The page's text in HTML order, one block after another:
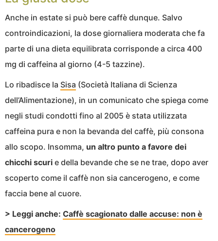
Anche in estate si può bere caffè dunque. Salvo
controindicazioni, la dose giornaliera moderata che fa
parte di una dieta equilibrata corrisponde a circa 400
mg di caffeina al giorno (4-5 tazzine).
Lo ribadisce la Sisa (Società Italiana di Scienza
dell’Alimentazione), in un comunicato che spiega come
negli studi condotti fino al 2005 è stata utilizzata
caffeina pura e non la bevanda del caffè, più consona
allo scopo. Insomma, un altro punto a favore dei
chicchi scuri e della bevande che se ne trae, dopo aver
scoperto come il caffè non sia cancerogeno, e come
faccia bene al cuore.
> Leggi anche: Caffè scagionato dalle accuse: non è
cancerogeno